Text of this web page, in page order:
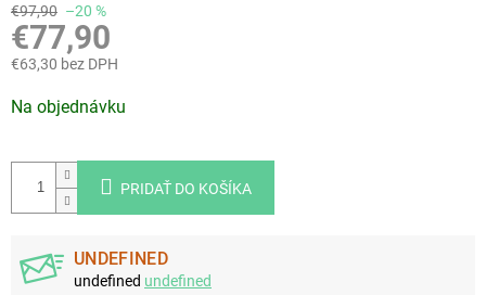
€97,90 –20 %
€77,90
€63,30 bez DPH
cena:
Na objednávku
PRIDAŤ DO KOŠÍKA
UNDEFINED
undefined undefined